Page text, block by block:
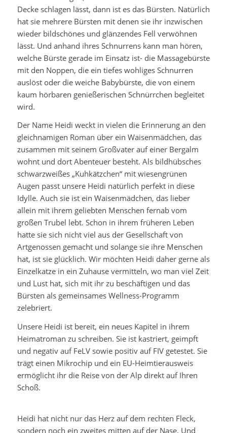
Decke schlagen lässt, dann ist es das Bürsten. Natürlich
hat sie mehrere Bürsten mit denen sie ihr inzwischen
wieder bildschönes und glänzendes Fell verwöhnen
lässt. Und anhand ihres Schnurrens kann man hören,
welche Bürste gerade im Einsatz ist- die Massagebürste
mit den Noppen, die ein tiefes wohliges Schnurren
auslöst oder die weiche Babybürste, die von einem
kaum hörbaren genießerischen Schnürrchen begleitet
wird.
Der Name Heidi weckt in vielen die Erinnerung an den
gleichnamigen Roman über ein Waisenmädchen, das
zusammen mit seinem Großvater auf einer Bergalm
wohnt und dort Abenteuer besteht. Als bildhübsches
schwarzweißes „Kuhkätzchen“ mit wiesengrünen
Augen passt unsere Heidi natürlich perfekt in diese
Idylle. Auch sie ist ein Waisenmädchen, das lieber
allein mit ihrem geliebten Menschen fernab vom
großen Trubel lebt. Schon in ihrem früheren Leben
hatte sie sich nicht viel aus der Gesellschaft von
Artgenossen gemacht und solange sie ihre Menschen
hat, ist sie glücklich. Wir möchten Heidi daher gerne als
Einzelkatze in ein Zuhause vermitteln, wo man viel Zeit
und Lust hat, sich mit ihr zu beschäftigen und das
Bürsten als gemeinsames Wellness-Programm
zelebriert.
Unsere Heidi ist bereit, ein neues Kapitel in ihrem
Heimatroman zu schreiben. Sie ist kastriert, geimpft
und negativ auf FeLV sowie positiv auf FIV getestet. Sie
trägt einen Mikrochip und ein EU-Heimtierausweis
ermöglicht ihr die Reise von der Alp direkt auf Ihren
Schoß.
Heidi hat nicht nur das Herz auf dem rechten Fleck,
sondern noch ein zweites mitten auf der Nase. Und